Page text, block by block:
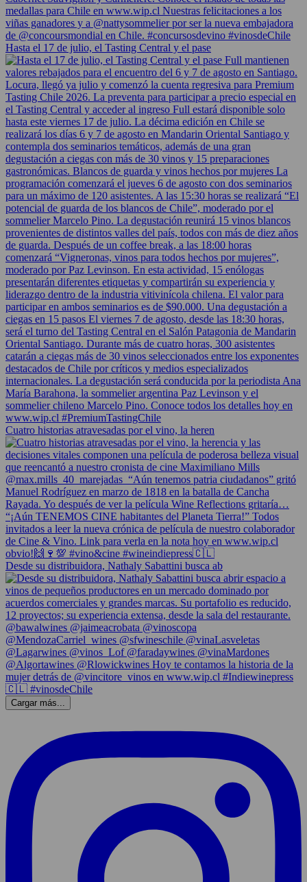
Hasta el 17 de julio, el Tasting Central y el pase
Cuatro historias atravesadas por el vino, la heren
Desde su distribuidora, Nathaly Sabattini busca ab
Cargar más...